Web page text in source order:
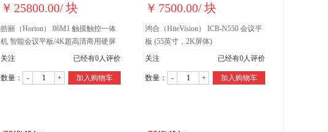
￥ 25800.00/块
皓丽（Horion） 86M1 触摸触控一体
机 智能会议平板/4K超高清商用硬屏
(86英寸)
关注 已经有0人评价
数量： - + 加入购物车
￥ 7500.00/块
鸿合（HiteVision） ICB-N550 会议平
板 (55英寸，2K屏体)
关注
已经有0人评价
数量： - + 加入购物车